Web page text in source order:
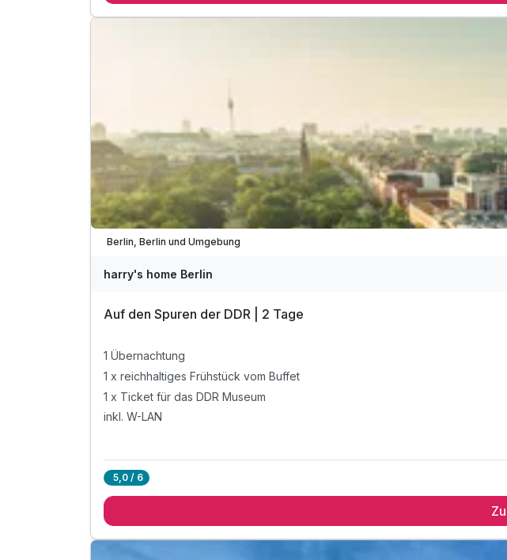
Teilweise ausgelastet
inkl. Bademantel, Saunatuch, Slipper im DZ Deluxe
inkl. W-LAN
Berlin, Berlin und Umgebung
harry's home Berlin
Auf den Spuren der DDR | 2 Tage
1 Übernachtung
1 x reichhaltiges Frühstück vom Buffet
1 x Ticket für das DDR Museum
inkl. W-LAN
5,0 / 6